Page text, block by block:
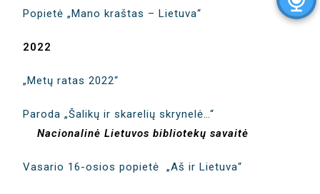
Popietė „Mano kraštas – Lietuva“
2022
„Metų ratas 2022“
Paroda „Šalikų ir skarelių skrynelė…“
Nacionalinė Lietuvos bibliotekų savaitė
Vasario 16-osios popietė „Aš ir Lietuva“